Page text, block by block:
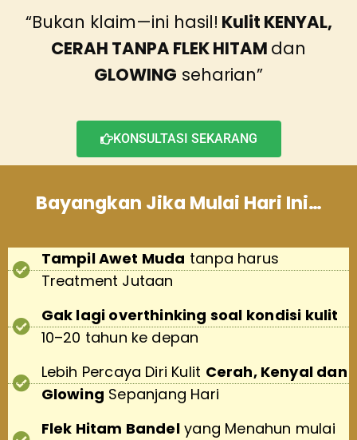
“Bukan klaim—ini hasil! Kulit KENYAL,
CERAH TANPA FLEK HITAM dan
GLOWING seharian”
KONSULTASI SEKARANG
Bayangkan Jika Mulai Hari Ini…
Tampil Awet Muda tanpa harus
Treatment Jutaan
Gak lagi overthinking soal kondisi kulit
10–20 tahun ke depan
Lebih Percaya Diri Kulit Cerah, Kenyal dan
Glowing Sepanjang Hari
Flek Hitam Bandelyang Menahun mulai